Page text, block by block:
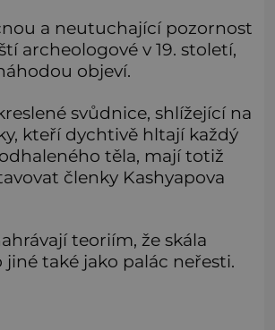
a neutuchající pozornost
archeologové v 19. století,
objeví.
svůdnice, shlížející na
kteří dychtivě hltají každý
těla, mají totiž
členky Kashyapova
teoriím, že skála
také jako palác neřesti.